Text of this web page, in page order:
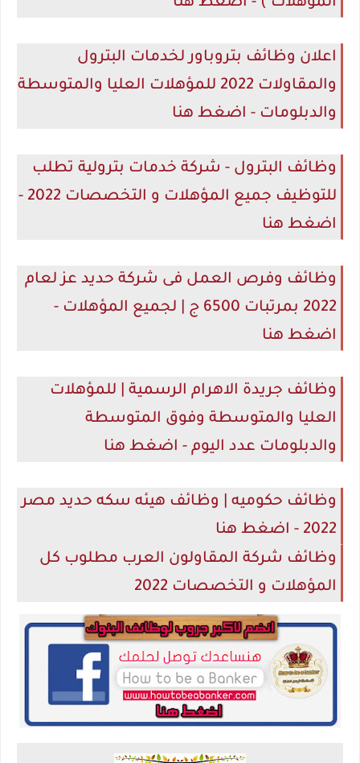
اعلان وظائف بتروباور لخدمات البترول
والمقاولات 2022 للمؤهلات العليا والمتوسطة
والدبلومات - اضغط هنا
وظائف البترول - شركة خدمات بترولية تطلب
للتوظيف جميع المؤهلات و التخصصات 2022 -
اضغط هنا
وظائف وفرص العمل فى شركة حديد عز لعام
2022 بمرتبات 6500 ج | لجميع المؤهلات -
اضغط هنا
وظائف جريدة الاهرام الرسمية | للمؤهلات
العليا والمتوسطة وفوق المتوسطة
والدبلومات عدد اليوم - اضغط هنا
وظائف حكوميه | وظائف هيئه سكه حديد مصر
2022 - اضغط هنا
وظائف شركة المقاولون العرب مطلوب كل
المؤهلات و التخصصات 2022